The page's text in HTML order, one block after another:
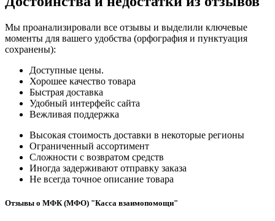
Мы проанализировали все отзывы и выделили ключевые
моменты для вашего удобства (орфография и пунктуация
сохранены):
Доступные цены.
Хорошее качество товара
Быстрая доставка
Удобный интерфейс сайта
Вежливая поддержка
Высокая стоимость доставки в некоторые регионы
Ограниченный ассортимент
Сложности с возвратом средств
Иногда задерживают отправку заказа
Не всегда точное описание товара
Отзывы о МФК (МФО) "Касса взаимопомощи"